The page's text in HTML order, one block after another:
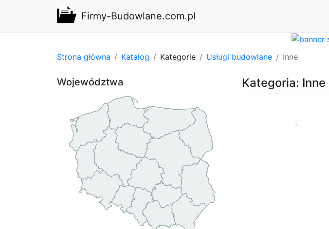
Firmy-Budowlane.com.pl
Strona główna Katalog Kategorie Usługi budowlane Inne
Kategoria: Inne
Województwa